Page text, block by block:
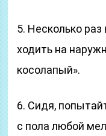
5. Несколько
ходить на
косолапый».
6. Сидя,
с пола любой